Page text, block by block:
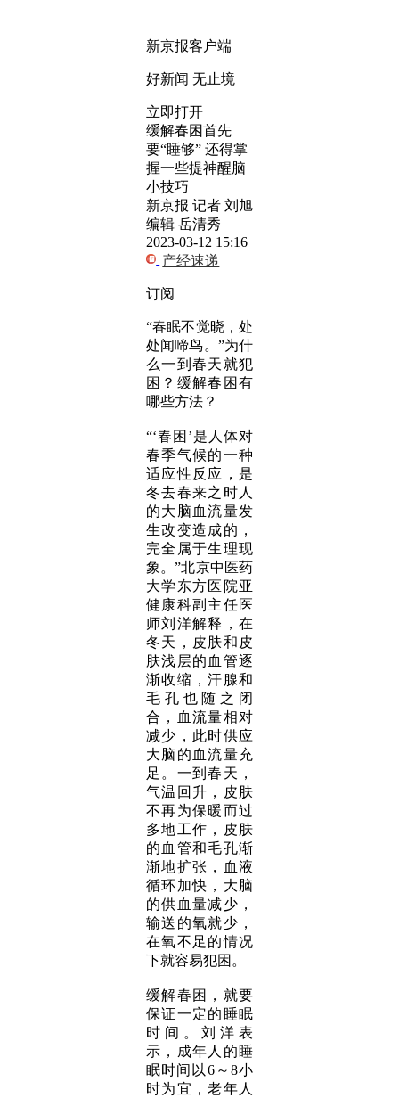
新京报客户端
好新闻 无止境
立即打开
缓解春困首先
要“睡够” 还得掌
握一些提神醒脑
小技巧
新京报 记者 刘旭
编辑 岳清秀
2023-03-12 15:16
产经速递
订阅
“春眠不觉晓，处
处闻啼鸟。”为什
么一到春天就犯
困？缓解春困有
哪些方法？
“‘春困’是人体对
春季气候的一种
适应性反应，是
冬去春来之时人
的大脑血流量发
生改变造成的，
完全属于生理现
象。”北京中医药
大学东方医院亚
健康科副主任医
师刘洋解释，在
冬天，皮肤和皮
肤浅层的血管逐
渐收缩，汗腺和
毛孔也随之闭
合，血流量相对
减少，此时供应
大脑的血流量充
足。一到春天，
气温回升，皮肤
不再为保暖而过
多地工作，皮肤
的血管和毛孔渐
渐地扩张，血液
循环加快，大脑
的供血量减少，
输送的氧就少，
在氧不足的情况
下就容易犯困。
缓解春困，就要
保证一定的睡眠
时间。刘洋表
示，成年人的睡
眠时间以6～8小
时为宜，老年人